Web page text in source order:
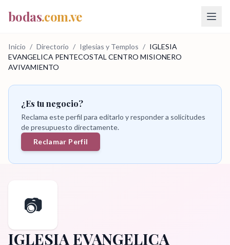
bodas.com.ve
Inicio / Directorio / Iglesias y Templos / IGLESIA
EVANGELICA PENTECOSTAL CENTRO MISIONERO
AVIVAMIENTO
¿Es tu negocio?
Reclama este perfil para editarlo y responder a solicitudes
de presupuesto directamente.
Reclamar Perfil
📷
IGLESIA EVANGELICA